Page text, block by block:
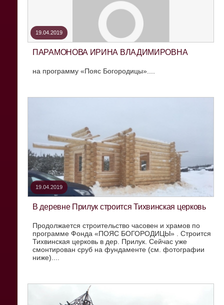
19.04.2019
ПАРАМОНОВА ИРИНА ВЛАДИМИРОВНА
на программу «Пояс Богородицы»....
19.04.2019
В деревне Прилук строится Тихвинская церковь
Продолжается строительство часовен и храмов по
программе Фонда «ПОЯС БОГОРОДИЦЫ» . Строится
Тихвинская церковь в дер. Прилук. Сейчас уже
смонтирован сруб на фундаменте (см. фотографии
ниже)....